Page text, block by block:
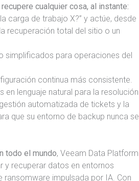
cualquier cosa, al instante:
carga de trabajo X?” y actúe, desde
recuperación total del sitio o un
simplificados para operaciones del
continua más consistente.
en lenguaje natural para la resolución
automatizada de tickets y la
que su entorno de backup nunca se
todo el mundo, Veeam Data Platform
y recuperar datos en entornos
ransomware impulsada por IA. Con